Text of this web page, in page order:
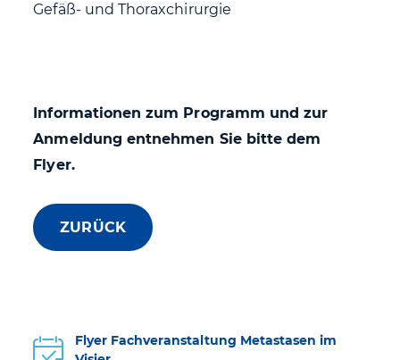
Gefäß- und Thoraxchirurgie
Informationen zum Programm und zur
Anmeldung entnehmen Sie bitte dem
Flyer.
ZURÜCK
Flyer Fachveranstaltung Metastasen im